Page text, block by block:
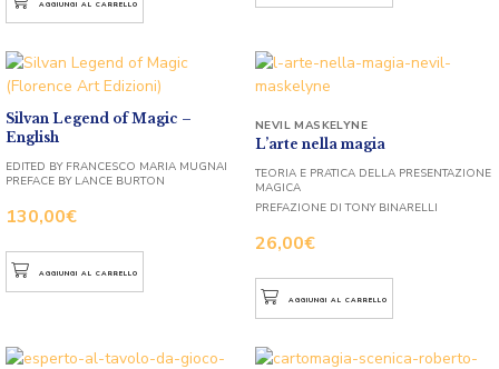
AGGIUNGI AL CARRELLO
Silvan Legend of Magic –
English
130,00€
EDITED BY FRANCESCO MARIA MUGNAI
PREFACE BY LANCE BURTON
AGGIUNGI AL CARRELLO
L’arte nella magia
26,00€
NEVIL MASKELYNE
TEORIA E PRATICA DELLA PRESENTAZIONE
MAGICA
PREFAZIONE DI TONY BINARELLI
AGGIUNGI AL CARRELLO